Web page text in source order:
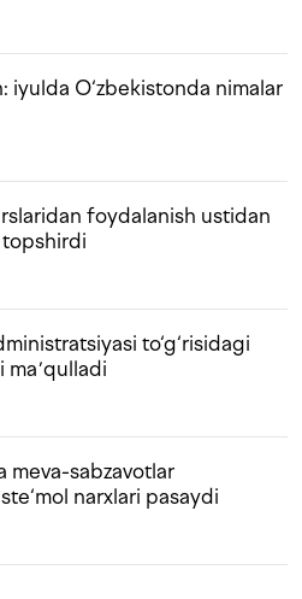
iyulda O‘zbekistonda nimalar
foydalanish ustidan
to‘g‘risidagi
meva-sabzavotlar
narxlari pasaydi